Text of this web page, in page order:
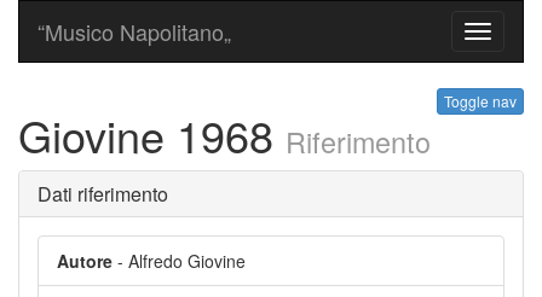
Toggle
“Musico Napolitano„
Toggle nav
Giovine 1968 Riferimento
Dati riferimento
Autore - Alfredo Giovine